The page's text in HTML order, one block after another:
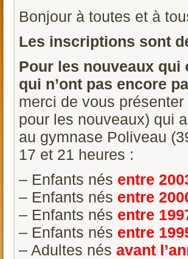
Bonjour à toutes et à
Les inscriptions sont
Pour les nouveaux
qui n’ont pas encore
merci de vous
pour les nouveaux) qui
au gymnase Poliveau
17 et 21 heures :
– Enfants nés entre
– Enfants nés entre
– Enfants nés entre
– Enfants nés entre
– Adultes nés avant